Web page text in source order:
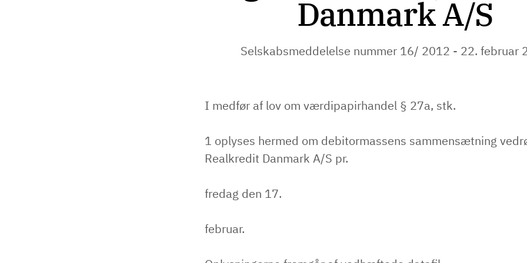
Danmark A/S
Selskabsmeddelelse nummer 16/ 2012 - 22. februar
I medfør af lov om værdipapirhandel § 27a, stk.
1 oplyses hermed om debitormassens sammensætning
Realkredit Danmark A/S pr.
fredag den 17.
februar.